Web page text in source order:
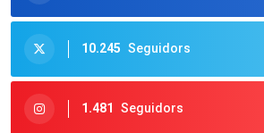
10.245 Seguidors
1.481 Seguidors